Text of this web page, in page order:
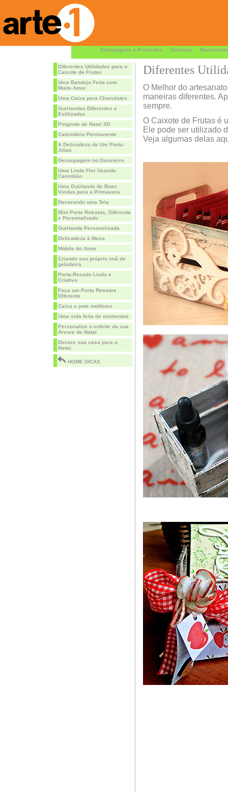
Embalagens e Presentes Técnicas Reciclando
Diferentes Utilidades para o
Caixote de Frutas
Uma Bandeja Feita com
Muito Amor
Uma Caixa para Chocolates
Guirlandas Diferentes e
Estilizadas
Pingente de Natal 3D
Calendário Permanente
A Delicadeza de Um Porta-
Jóias
Decoupagem no Gaveteiro
Uma Linda Flor Usando
Carimbão
Uma Guirlanda de Boas
Vindas para a Primavera
Decorando uma Tela
Mini Porta Retratos, Diferente
e Personalizado
Guirlanda Personalizada
Delicadeza à Mesa
Móbile do Amor
Criando seu próprio imã de
geladeira
Porta-Recado Lindo e
Criativo
Faça um Porta Retratos
Diferente
Caixa e pote multiuso.
Uma vida feita de momentos.
Personalize o enfeite da sua
Árvore de Natal.
Decore sua casa para o
Natal.
HOME DICAS
Diferentes
O Melhor do
maneiras diferentes.
sempre.
O Caixote de Frutas é
Ele pode ser utilizado
Veja algumas delas